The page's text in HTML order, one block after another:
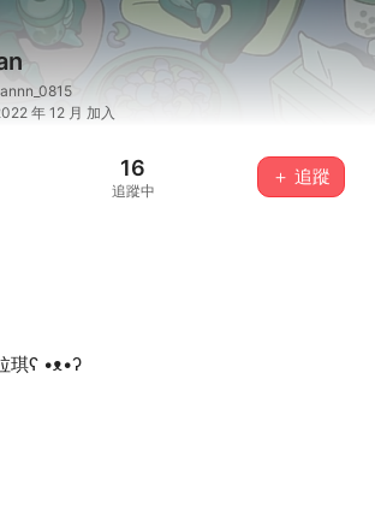
年 12 月 加入
16
追蹤中
＋ 追蹤
琪ʕ •ᴥ•ʔ